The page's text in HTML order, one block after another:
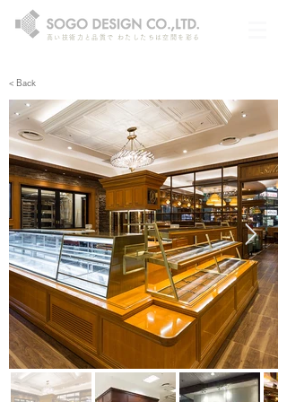
高い技術力と品質で わたしたちは空間を彩る
< Back